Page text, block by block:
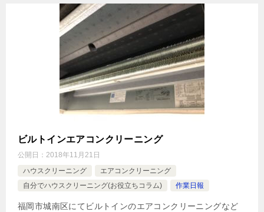
ビルトインエアコンクリーニング
公開日： 2018年11月21日
ハウスクリーニング
エアコンクリーニング
自分でハウスクリーニング(お役立ちコラム)
作業日報
福岡市城南区にてビルトインのエアコンクリーニングなど